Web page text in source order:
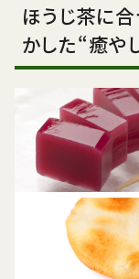
ほうじ茶に
かした“癒や